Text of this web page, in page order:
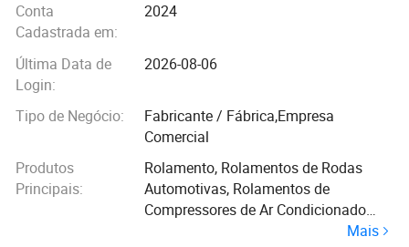
Conta
Cadastrada em:
2024
Última Data de
Login:
2026-08-06
Tipo de Negócio:
Fabricante / Fábrica,Empresa
Comercial
Produtos
Principais:
Rolamento, Rolamentos de Rodas
Automotivas, Rolamentos de
Compressores de Ar Condicionado
Automotivos, Rolamentos Esféricos,
Mais